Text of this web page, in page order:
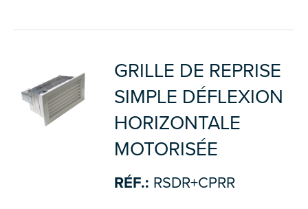
GRILLE DE REPRISE
SIMPLE DÉFLEXION
HORIZONTALE
MOTORISÉE
RÉF.: RSDR+CPRR